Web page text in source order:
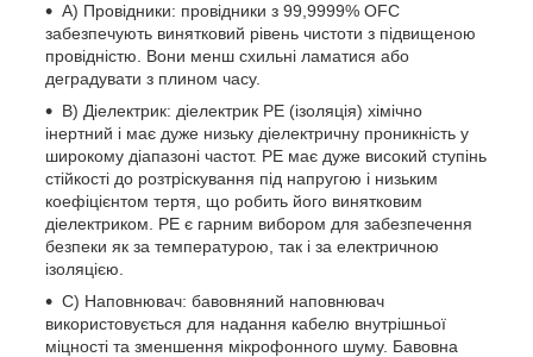
A) Провідники: провідники з 99,9999% OFC
забезпечують винятковий рівень чистоти з підвищеною
провідністю. Вони менш схильні ламатися або
деградувати з плином часу.
B) Діелектрик: діелектрик PE (ізоляція) хімічно
інертний і має дуже низьку діелектричну проникність у
широкому діапазоні частот. PE має дуже високий ступінь
стійкості до розтріскування під напругою і низьким
коефіцієнтом тертя, що робить його винятковим
діелектриком. PE є гарним вибором для забезпечення
безпеки як за температурою, так і за електричною
ізоляцією.
C) Наповнювач: бавовняний наповнювач
використовується для надання кабелю внутрішньої
міцності та зменшення мікрофонного шуму. Бавовна